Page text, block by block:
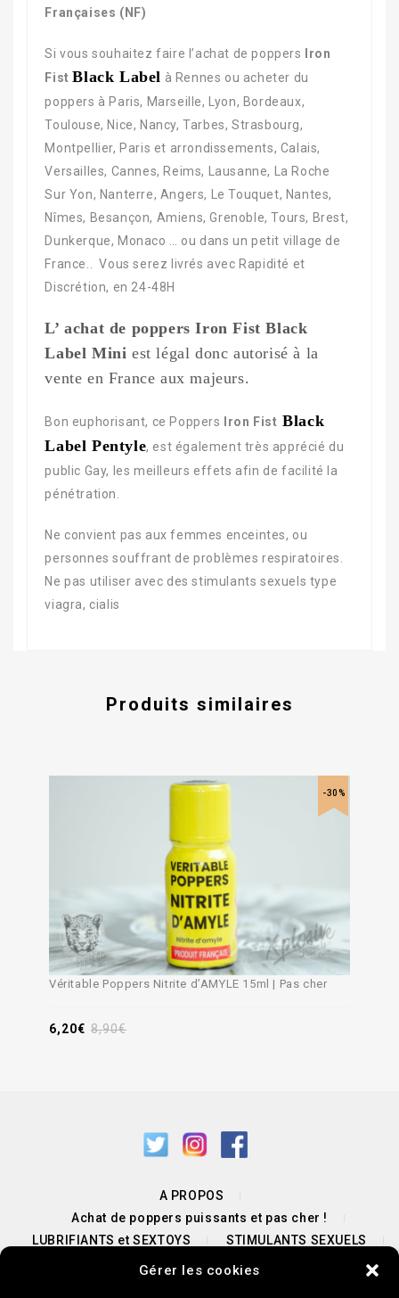
Gérer les cookies
Françaises (NF)
Si vous souhaitez faire l’achat de poppers
Iron
FistBlack Label à Rennes ou acheter du
poppers à Paris, Marseille, Lyon, Bordeaux,
Toulouse, Nice, Nancy, Tarbes, Strasbourg,
Montpellier, Paris et arrondissements, Calais,
Versailles, Cannes, Reims, Lausanne, La Roche
Sur Yon, Nanterre, Angers, Le Touquet, Nantes,
Nîmes, Besançon, Amiens, Grenoble, Tours, Brest,
Dunkerque, Monaco … ou dans un petit village de
France.. Vous serez livrés avec Rapidité et
Discrétion, en 24-48H
L’ achat de poppers Iron Fist Black
Label Mini est légal donc autorisé à la
vente en France aux majeurs.
Bon euphorisant, ce Poppers Iron Fist Black
Label Pentyle, est également très apprécié du
public Gay, les meilleurs effets afin de facilité la
pénétration.
Ne convient pas aux femmes enceintes, ou
personnes souffrant de problèmes respiratoires.
Ne pas utiliser avec des stimulants sexuels type
viagra, cialis
Produits similaires
-30%
Véritable Poppers Nitrite d’AMYLE 15ml | Pas cher
8,90€
6,20€
A PROPOS
Achat de poppers puissants et pas cher !
LUBRIFIANTS et SEXTOYS
STIMULANTS SEXUELS
PROMOTIONS POPPERS & SEXTOYS